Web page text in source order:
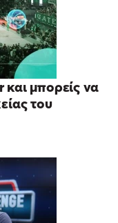
μπορείς να
του